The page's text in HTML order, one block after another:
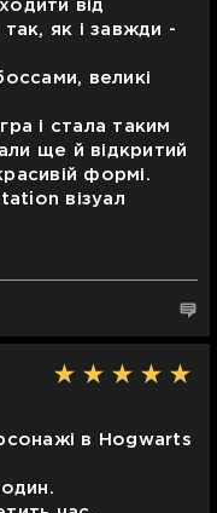
від
як і завжди -
великі
і стала таким
ще й відкритий
формі.
візуал
в Hogwarts